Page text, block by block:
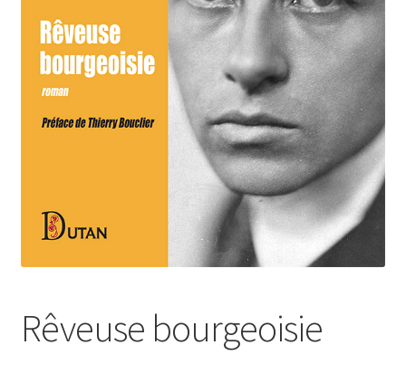
Login Customizer
Newsletter
Nous Contacter
Panier
Politique de confidentialité et cookies
Soutien à Philippe Randa
Rêveuse bourgeoisie